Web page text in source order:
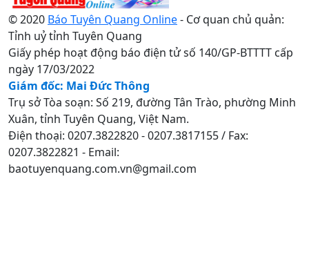
© 2020 Báo Tuyên Quang Online- Cơ quan chủ quản:
Tỉnh uỷ tỉnh Tuyên Quang
Giấy phép hoạt động báo điện tử số 140/GP-BTTTT cấp
ngày 17/03/2022
Giám đốc: Mai Đức Thông
Trụ sở Tòa soạn: Số 219, đường Tân Trào, phường Minh
Xuân, tỉnh Tuyên Quang, Việt Nam.
Điện thoại: 0207.3822820 - 0207.3817155 / Fax:
0207.3822821 - Email:
baotuyenquang.com.vn@gmail.com